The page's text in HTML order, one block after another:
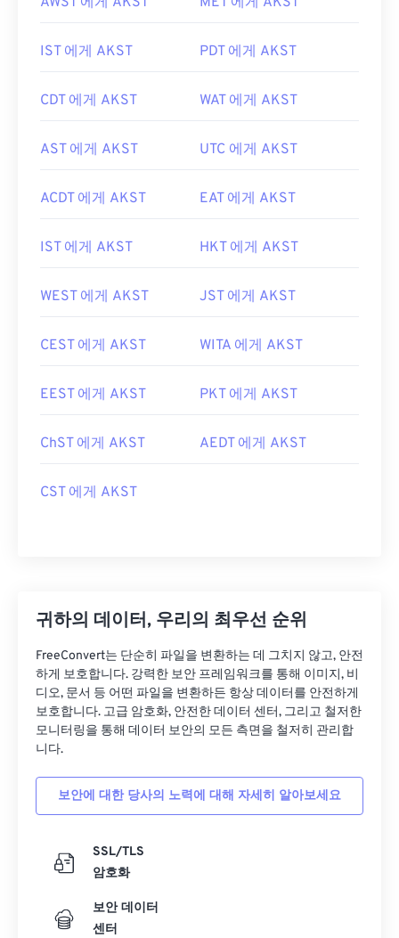
IST 에게 AKST PDT 에게 AKST
CDT 에게 AKST WAT 에게 AKST
AST 에게 AKST UTC 에게 AKST
ACDT 에게 AKST EAT 에게 AKST
IST 에게 AKST HKT 에게 AKST
WEST 에게 AKST JST 에게 AKST
CEST 에게 AKST WITA 에게 AKST
EEST 에게 AKST PKT 에게 AKST
ChST 에게 AKST AEDT 에게 AKST
CST 에게 AKST
귀하의 데이터, 우리의 최우선 순위
FreeConvert는 단순히 파일을 변환하는 데 그치지 않고, 안전
하게 보호합니다. 강력한 보안 프레임워크를 통해 이미지, 비
디오, 문서 등 어떤 파일을 변환하든 항상 데이터를 안전하게
보호합니다. 고급 암호화, 안전한 데이터 센터, 그리고 철저한
모니터링을 통해 데이터 보안의 모든 측면을 철저히 관리합
니다.
보안에 대한 당사의 노력에 대해 자세히 알아보세요
SSL/TLS
암호화
보안 데이터
센터